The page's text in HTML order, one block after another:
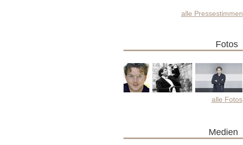
alle Pressestimmen
Fotos
alle Fotos
Medien